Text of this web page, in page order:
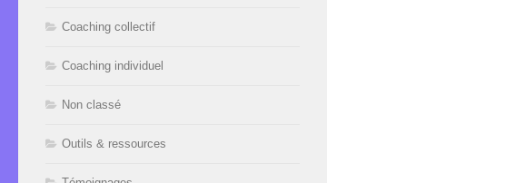
Coaching collectif
Coaching individuel
Non classé
Outils & ressources